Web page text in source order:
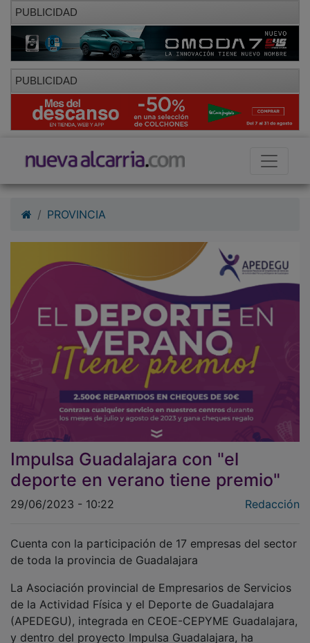
PUBLICIDAD
PUBLICIDAD
Impulsa Guadalajara con "el
deporte en verano tiene premio"
29/06/2023 - 10:22 Redacción
de toda la provincia de Guadalajara
La Asociación provincial de Empresarios de Servicios
de la Actividad Física y el Deporte de Guadalajara
(APEDEGU), integrada en CEOE-CEPYME Guadalajara,
y dentro del proyecto Impulsa Guadalajara, ha
presentado su campaña “El deporte en verano tiene